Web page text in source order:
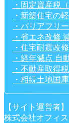
・固定資産税
・新築住宅の
・バリアフリ
・省エネ改修
・住宅耐震改
・経年減点 自
・不動産取得
・相続土地国
【サイト運営者】
株式会社オフィ
固定資産税
算ツール
【新築一戸
ーション】
2023/1/20
のオンライ
法,新築住